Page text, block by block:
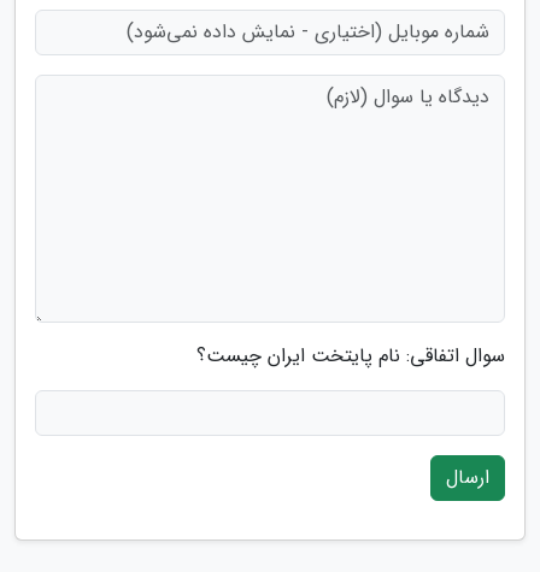
سوال اتفاقی: نام پایتخت ایران چیست؟
ارسال